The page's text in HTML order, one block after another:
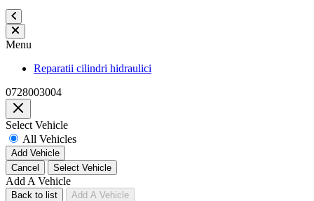
Menu
Reparatii cilindri hidraulici
0728003004
Close
Select Vehicle
All Vehicles
Add Vehicle
Cancel
Select Vehicle
Add A Vehicle
Back to list Add A Vehicle